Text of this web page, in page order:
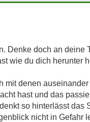
Denke doch an deine
wie du dich herunter
mit denen
hast und das
so hinterlässt das
nicht in Gefahr